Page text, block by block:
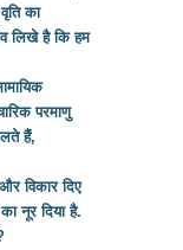
का
लिखे है कि हम
परमाणु
हैं,
विकार दिए
नूर दिया है.